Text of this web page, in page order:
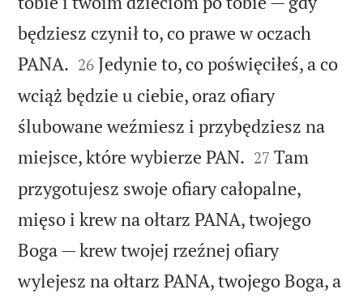
będziesz czynił to, co prawe w oczach
PANA. 

26 Jedynie to, co poświęciłeś, a co
wciąż będzie u ciebie, oraz ofiary
ślubowane weźmiesz i przybędziesz na
miejsce, które wybierze PAN. 

27 Tam
przygotujesz swoje ofiary całopalne,
mięso i krew na ołtarz PANA, twojego
Boga — krew twojej rzeźnej ofiary
wylejesz na ołtarz PANA, twojego Boga, a